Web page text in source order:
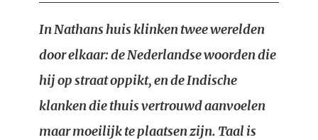
In Nathans huis klinken twee werelden
door elkaar: de Nederlandse woorden die
hij op straat oppikt, en de Indische
klanken die thuis vertrouwd aanvoelen
maar moeilijk te plaatsen zijn. Taal is